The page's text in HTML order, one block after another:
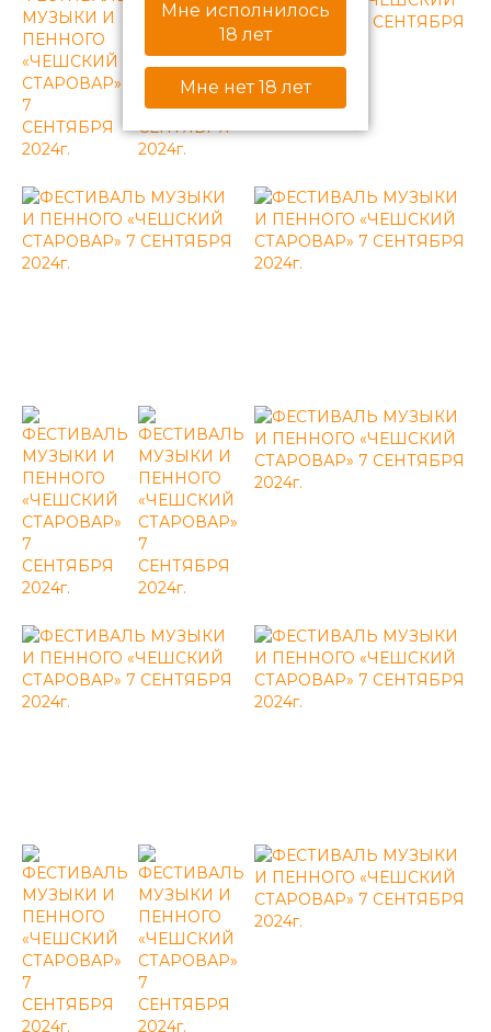
Мне исполнилось
18 лет
Мне нет 18 лет